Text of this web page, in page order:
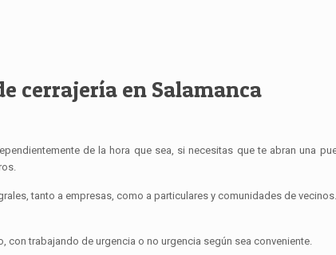
cerrajería en Salamanca
de la hora que sea, si necesitas que te abran una
tanto a empresas, como a particulares y comunidades de
trabajando de urgencia o no urgencia según sea conveniente.